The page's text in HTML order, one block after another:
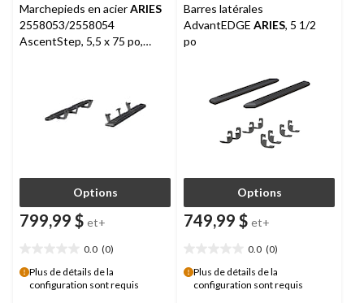
Marchepieds en acierARIES
2558053/2558054
AscentStep, 5,5 x 75 po,
Options
799,99 $ et+
0.0 (0)
étoile(s)
sur
Plus de détails de la
configuration sont requis
Barres latérales
AdvantEDGE ARIES, 5 1/2
po
Options
749,99 $ et+
0.0 (0)
étoile(s)
sur
Plus de détails de la
configuration sont requis